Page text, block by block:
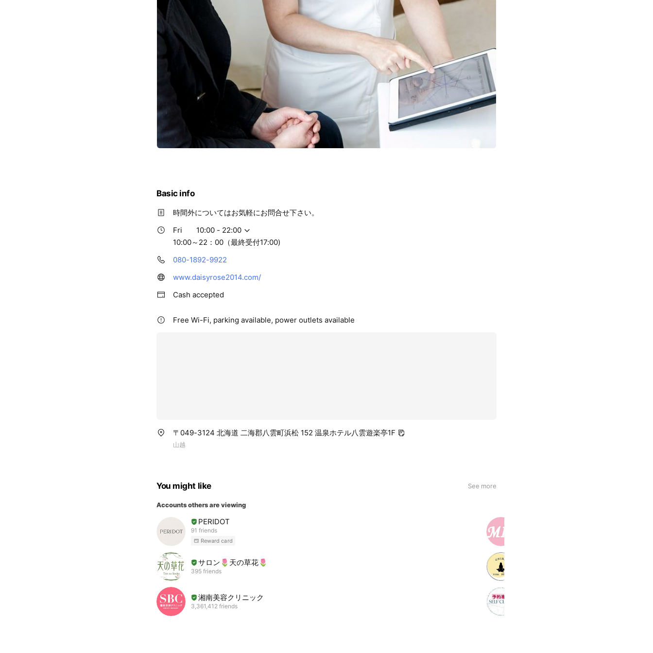
Basic info
時間外についてはお気軽にお問合せ下さい。
Fri
10:00 - 22:00
10:00～22：00（最終受付17:00)
080-1892-9922
www.daisyrose2014.com/
Cash accepted
Free Wi-Fi, parking available, power outlets available
〒049-3124 北海道 二海郡八雲町浜松 152 温泉ホテル八雲遊楽亭1F
山越
You might like See more
Accounts others are viewing
PERIDOT
91 friends
Reward card
サロン🌷天の草花🌷
395 friends
湘南美容クリニック
3,361,412 friends